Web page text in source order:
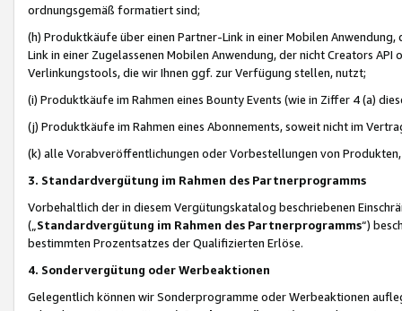
ordnungsgemäß formatiert sind;
(h) Produktkäufe über einen Partner-Link in einer Mobilen
Link in einer Zugelassenen Mobilen Anwendung, der nicht Creators
Verlinkungstools, die wir Ihnen ggf. zur Verfügung stellen, nutzt;
(i) Produktkäufe im Rahmen eines Bounty Events (wie in Ziffer 4 (a)
(j) Produktkäufe im Rahmen eines Abonnements, soweit nicht im
(k) alle Vorabveröffentlichungen oder Vorbestellungen von
3. Standardvergütung im Rahmen des Partnerprogramms
Vorbehaltlich der in diesem Vergütungskatalog beschriebenen
(„ Standardvergütung im Rahmen des Partnerprogramms“)
bestimmten Prozentsatzes der Qualifizierten Erlöse.
4. Sondervergütung oder Werbeaktionen
Gelegentlich können wir Sonderprogramme oder Werbeaktionen